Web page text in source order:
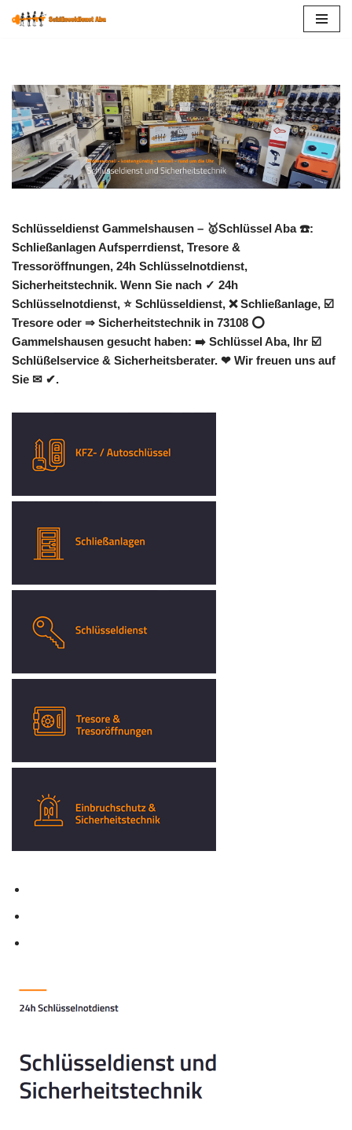
Schlüsseldienst Gammelshausen – 🥇Schlüssel Aba ☎️:
Schließanlagen Aufsperrdienst, Tresore &
Tressoröffnungen, 24h Schlüsselnotdienst,
Sicherheitstechnik. Wenn Sie nach ✓ 24h
Schlüsselnotdienst, ⭐ Schlüsseldienst, ❌ Schließanlage, ☑️
Tresore oder ⇒ Sicherheitstechnik in 73108 ⭕
Gammelshausen gesucht haben: ➡️ Schlüssel Aba, Ihr ☑️
Schlüßelservice & Sicherheitsberater. ❤ Wir freuen uns auf
Sie ✉ ✔.